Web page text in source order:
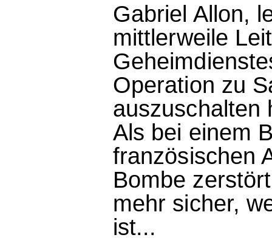
Gabriel Allon,
mittlerweile
Operation zu
auszuschalten
Als bei einem
französischen
Bombe
mehr sicher,
ist...